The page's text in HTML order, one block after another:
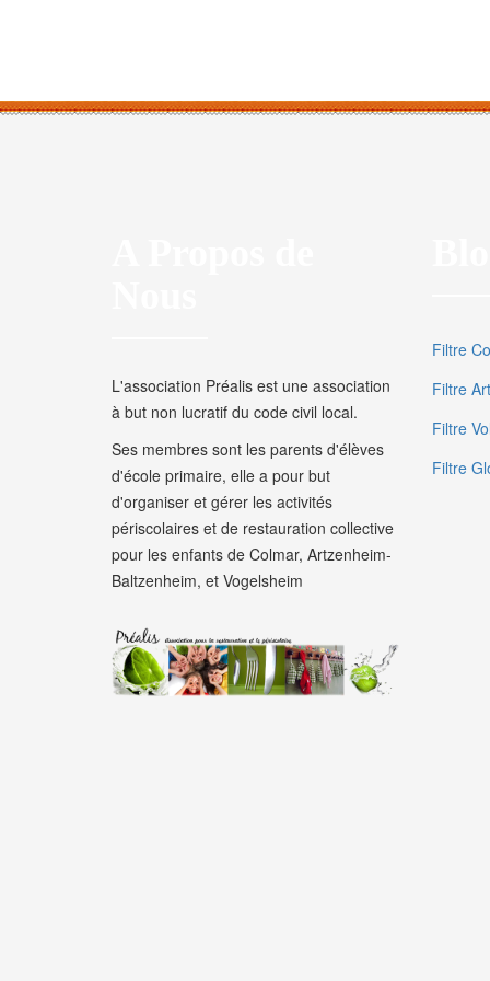
L'association Préalis est une association
à but non lucratif du code civil local.
Ses membres sont les parents d'élèves
d'école primaire, elle a pour but
d'organiser et gérer les activités
périscolaires et de restauration collective
pour les enfants de Colmar, Artzenheim-
Baltzenheim, et Vogelsheim
Filtre
Filtre
Filtre
Filtre